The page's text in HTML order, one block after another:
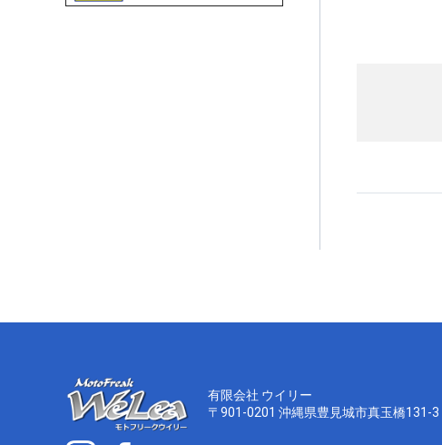
有限会社 ウイリー
〒901-0201 沖縄県豊見城市真玉橋131-3